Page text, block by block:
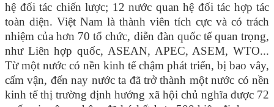
hệ đối tác chiến lược; 12 nước quan hệ đối tác hợp tác
toàn diện. Việt Nam là thành viên tích cực và có trách
nhiệm của hơn 70 tổ chức, diễn đàn quốc tế quan trọng,
như Liên hợp quốc, ASEAN, APEC, ASEM, WTO...
Từ một nước có nền kinh tế chậm phát triển, bị bao vây,
cấm vận, đến nay nước ta đã trở thành một nước có nền
kinh tế thị trường định hướng xã hội chủ nghĩa được 72